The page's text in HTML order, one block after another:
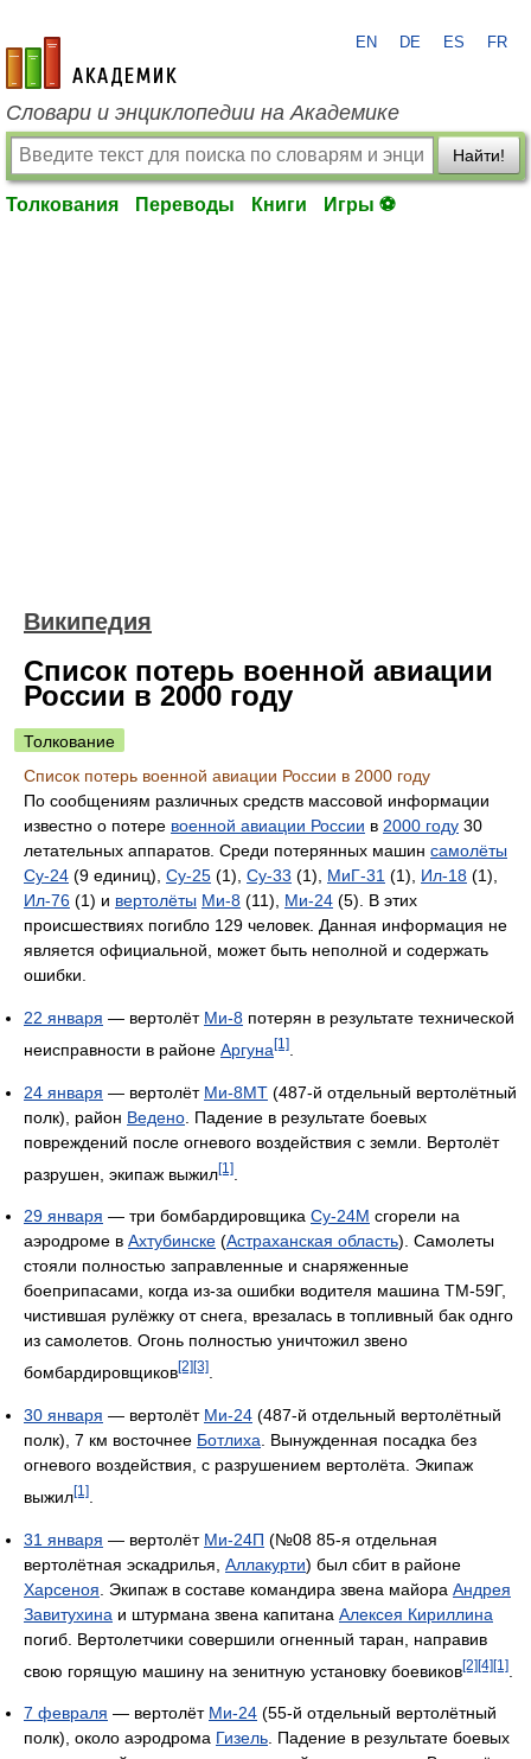
academic.ru
EN DE ES FR
Словари и энциклопедии на Академике
Найти!
Толкования Переводы Книги Игры ⚽
Википедия
Список потерь военной авиации
России в 2000 году
Толкование
Список потерь военной авиации России в 2000 году
По сообщениям различных средств массовой информации
известно о потере военной авиации России в 2000 году 30
летательных аппаратов. Среди потерянных машин самолёты
Су-24 (9 единиц), Су-25 (1), Су-33 (1), МиГ-31 (1), Ил-18 (1),
Ил-76 (1) и вертолёты Ми-8 (11), Ми-24 (5). В этих
происшествиях погибло 129 человек. Данная информация не
является официальной, может быть неполной и содержать
ошибки.
22 января — вертолёт Ми-8 потерян в результате технической
неисправности в районе Аргуна[1]
24 января — вертолёт Ми-8МТ (487-й отдельный вертолётный
полк), район Ведено . Падение в результате боевых
повреждений после огневого воздействия с земли. Вертолёт
разрушен, экипаж выжил[1]
29 января — три бомбардировщика Су-24М сгорели на
аэродроме в Ахтубинске (Астраханская область). Самолеты
стояли полностью заправленные и снаряженные
боеприпасами, когда из-за ошибки водителя машина ТМ-59Г,
чистившая рулёжку от снега, врезалась в топливный бак однго
из самолетов. Огонь полностью уничтожил звено
бомбардировщиков[2] [3]
30 января — вертолёт Ми-24 (487-й отдельный вертолётный
полк), 7 км восточнее Ботлиха . Вынужденная посадка без
огневого воздействия, с разрушением вертолёта. Экипаж
выжил[1]
31 января — вертолёт Ми-24П (№08 85-я отдельная
вертолётная эскадрилья, Аллакурти) был сбит в районе
Харсеноя . Экипаж в составе командира звена майора Андрея
Завитухина и штурмана звена капитана Алексея Кириллина
погиб. Вертолетчики совершили огненный таран, направив
свою горящую машину на зенитную установку боевиков[2][4][1]
7 февраля — вертолёт Ми-24 (55-й отдельный вертолётный
полк), около аэродрома Гизель. Падение в результате боевых